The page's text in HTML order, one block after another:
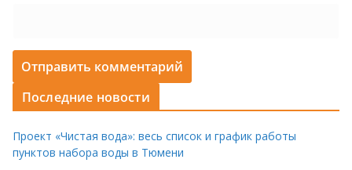
Последние новости
Проект «Чистая вода»: весь список и график работы
пунктов набора воды в Тюмени